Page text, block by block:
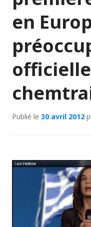
en
Publié le 30 avril 2012